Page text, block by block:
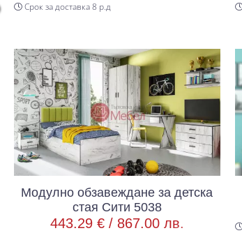
Срок за доставка 8 р.д
Модулно обзавеждане за детска
стая Сити 5038
443.29 € / 867.00 лв.